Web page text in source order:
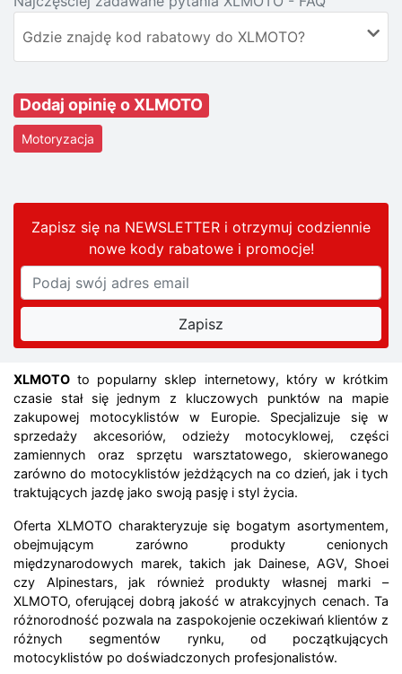
Gdzie znajdę kod rabatowy do XLMOTO?
Dodaj opinię o XLMOTO
Motoryzacja
Zapisz się na NEWSLETTER i otrzymuj codziennie
nowe kody rabatowei promocje!
XLMOTO to popularny sklep internetowy, który w krótkim
czasie stał się jednym z kluczowych punktów na mapie
zakupowej motocyklistów w Europie. Specjalizuje się w
sprzedaży akcesoriów, odzieży motocyklowej, części
zamiennych oraz sprzętu warsztatowego, skierowanego
zarówno do motocyklistów jeżdżących na co dzień, jak i tych
traktujących jazdę jako swoją pasję i styl życia.
Oferta XLMOTO charakteryzuje się bogatym asortymentem,
obejmującym zarówno produkty cenionych
międzynarodowych marek, takich jak Dainese, AGV, Shoei
czy Alpinestars, jak również produkty własnej marki –
XLMOTO, oferującej dobrą jakość w atrakcyjnych cenach. Ta
różnorodność pozwala na zaspokojenie oczekiwań klientów z
różnych segmentów rynku, od początkujących
motocyklistów po doświadczonych profesjonalistów.